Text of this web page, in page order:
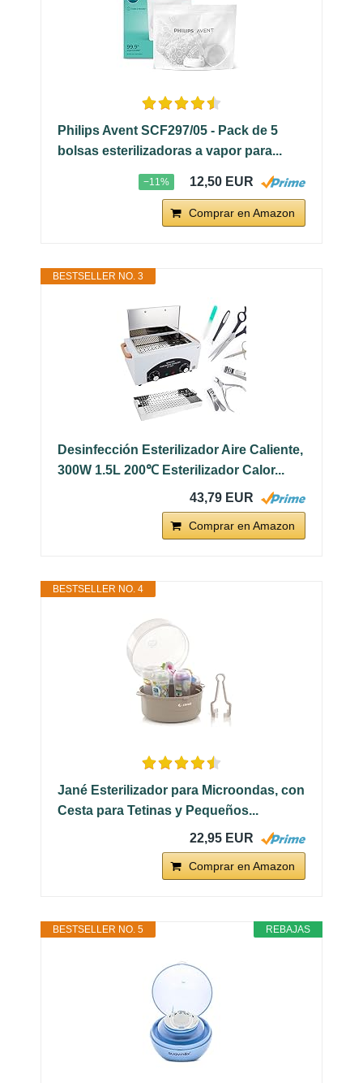
Philips Avent SCF297/05 - Pack de 5
bolsas esterilizadoras a vapor para...
−11% 12,50 EUR
Comprar en Amazon
BESTSELLER NO. 3
Desinfección Esterilizador Aire Caliente,
300W 1.5L 200℃ Esterilizador Calor...
43,79 EUR
Comprar en Amazon
BESTSELLER NO. 4
Jané Esterilizador para Microondas, con
Cesta para Tetinas y Pequeños...
22,95 EUR
Comprar en Amazon
REBAJAS
BESTSELLER NO. 5